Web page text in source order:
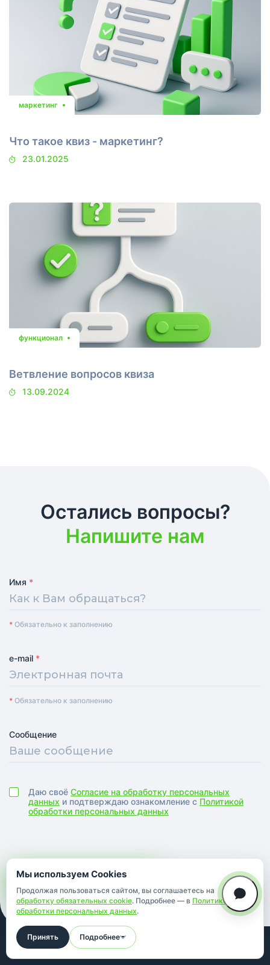
маркетинг
Что такое квиз - маркетинг?
23.01.2025
функционал
Ветвление вопросов квиза
13.09.2024
Остались вопросы?
Напишите нам
Имя *
* Обязательно к заполнению
e-mail *
* Обязательно к заполнению
Сообщение
Даю своё Cогласие на обработку персональных
данных и подтверждаю ознакомление с Политикой
обработки персональных данных
Отправить заявку
Мы используем Cookies
Продолжая пользоваться сайтом, вы соглашаетесь на
обработку обязательных cookie. Подробнее — в Политике
обработки персональных данных.
Принять Подробнее